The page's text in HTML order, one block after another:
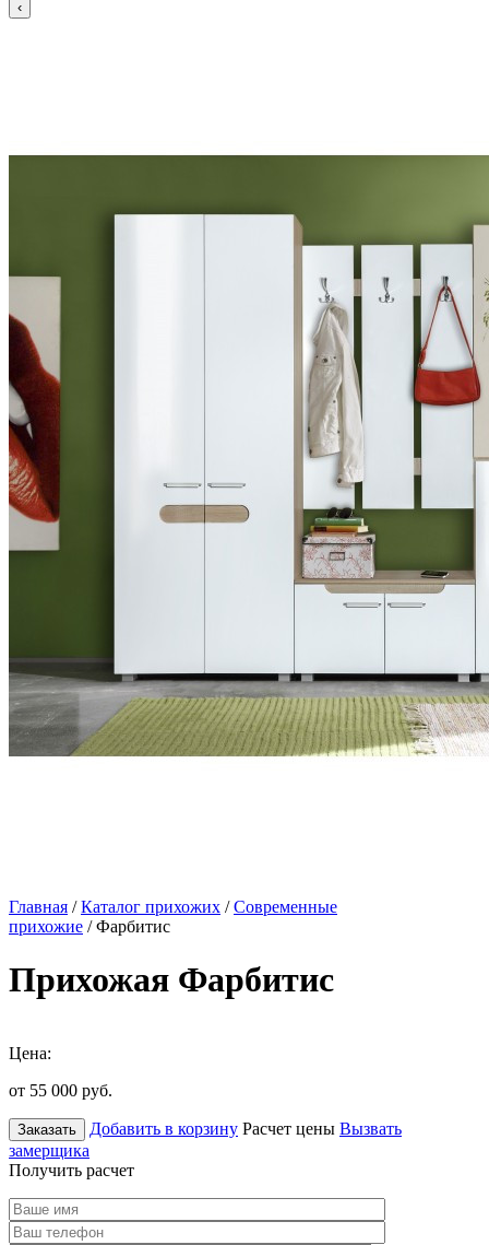
Главная /Каталог прихожих /Современные
прихожие / Фарбитис
Прихожая Фарбитис
Цена:
от 55 000 руб.
Заказать Добавить в корзину Расчет цены Вызвать
замерщика
Получить расчет